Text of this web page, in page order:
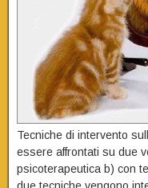
Tecniche di intervento
essere affrontati su due
psicoterapeutica b) con